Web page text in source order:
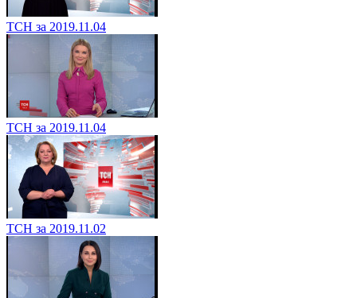
ТСН за 2019.11.04
ТСН за 2019.11.04
ТСН за 2019.11.02